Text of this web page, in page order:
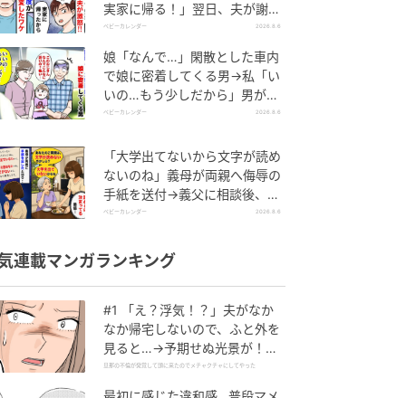
実家に帰る！」翌日、夫が謝罪
してきたワケ
ベビーカレンダー 2026.8.6
娘「なんで…」閑散とした車内
で娘に密着してくる男→私「い
いの…もう少しだから」男が血
相を変え逃げたワケ
ベビーカレンダー 2026.8.6
「大学出てないから文字が読め
ないのね」義母が両親へ侮辱の
手紙を送付→義父に相談後、訪
れた末路とは
ベビーカレンダー 2026.8.6
連載マンガランキング
#1 「え？浮気！？」夫がなか
なか帰宅しないので、ふと外を
見ると…→予期せぬ光景が！｜
旦那の不倫が発覚して頭に来た
旦那の不倫が発覚して頭に来たのでメチャクチャにしてやった